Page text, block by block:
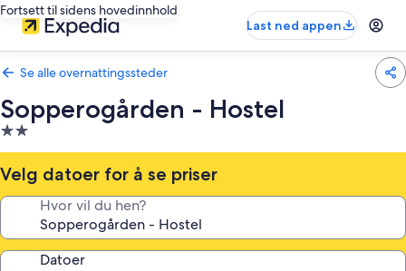
Fortsett til sidens hovedinnhold
Last ned appen
Se alle overnattingssteder
Sopperogården - Hostel
Overnattingssted
med
2.0
stjerner
Velg datoer for å se priser
Hvor vil du hen?
Datoer